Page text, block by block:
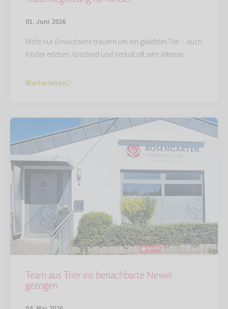
01. Juni 2026
Nicht nur Erwachsene trauern um ein geliebtes Tier – auch
Kinder erleben Abschied und Verlust oft sehr intensiv.
Weiterlesen
Team aus Trier ins benachbarte Newel
gezogen